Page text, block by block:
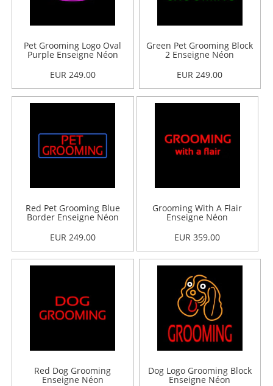
Pet Grooming Logo Oval
Purple Enseigne Néon
EUR 249.00
Green Pet Grooming Block
2 Enseigne Néon
EUR 249.00
Red Pet Grooming Blue
Border Enseigne Néon
EUR 249.00
Grooming With A Flair
Enseigne Néon
EUR 359.00
Red Dog Grooming
Enseigne Néon
Dog Logo Grooming Block
Enseigne Néon